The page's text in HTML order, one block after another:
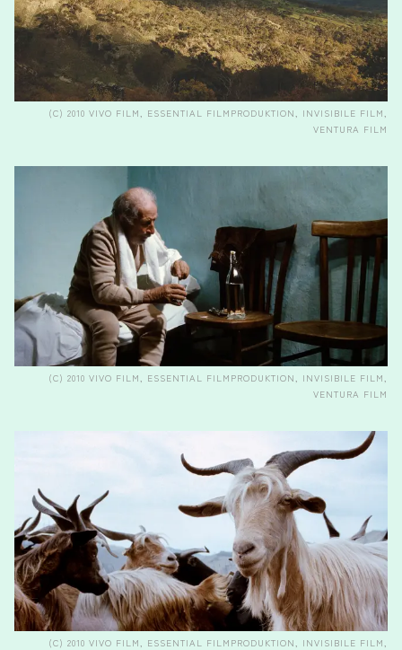
(C) 2010 VIVO FILM, ESSENTIAL FILMPRODUKTION, INVISIBILE FILM,
VENTURA FILM
(C) 2010 VIVO FILM, ESSENTIAL FILMPRODUKTION, INVISIBILE FILM,
VENTURA FILM
(C) 2010 VIVO FILM, ESSENTIAL FILMPRODUKTION, INVISIBILE FILM,